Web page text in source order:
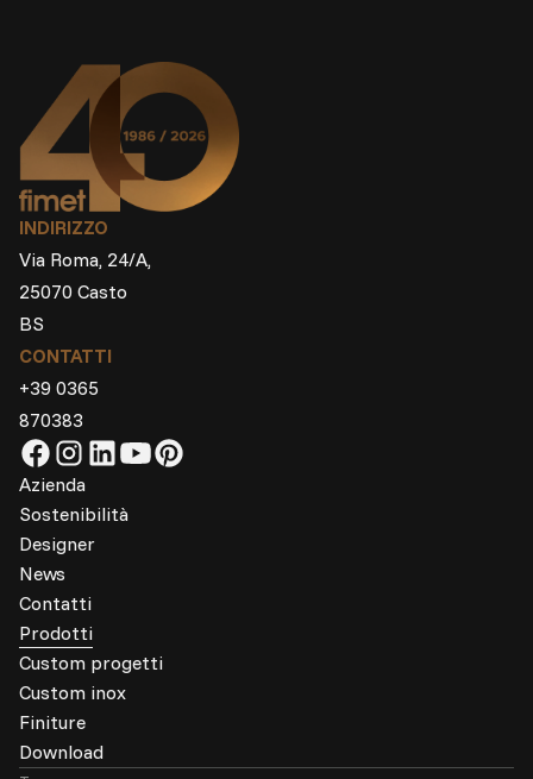
INDIRIZZO
Via Roma, 24/A,
25070 Casto
BS
CONTATTI
+39 0365
870383
Azienda
Sostenibilità
Designer
News
Contatti
Prodotti
Custom progetti
Custom inox
Finiture
Download